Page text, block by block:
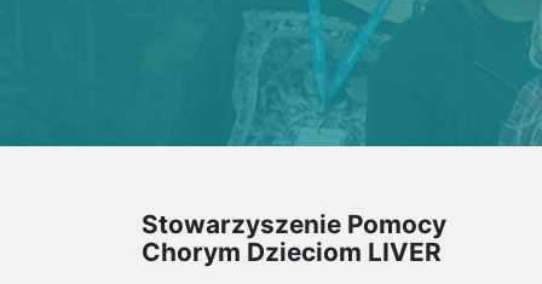
Stowarzyszenie Pomocy
Chorym Dzieciom LIVER